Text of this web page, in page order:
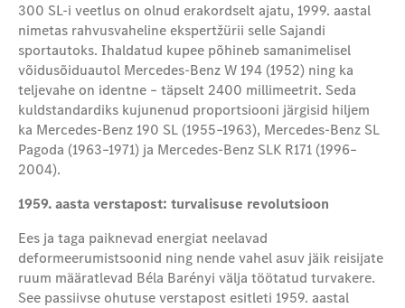
300 SL-i veetlus on olnud erakordselt ajatu, 1999. aastal
nimetas rahvusvaheline ekspertžürii selle Sajandi
sportautoks. Ihaldatud kupee põhineb samanimelisel
võidusõiduautol Mercedes‑Benz W 194 (1952) ning ka
teljevahe on identne – täpselt 2400 millimeetrit. Seda
kuldstandardiks kujunenud proportsiooni järgisid hiljem
ka Mercedes‑Benz 190 SL (1955–1963), Mercedes‑Benz SL
Pagoda (1963–1971) ja Mercedes‑Benz SLK R171 (1996–
2004).
1959. aasta verstapost: turvalisuse revolutsioon
Ees ja taga paiknevad energiat neelavad
deformeerumistsoonid ning nende vahel asuv jäik reisijate
ruum määratlevad Béla Barényi välja töötatud turvakere.
See passiivse ohutuse verstapost esitleti 1959. aastal